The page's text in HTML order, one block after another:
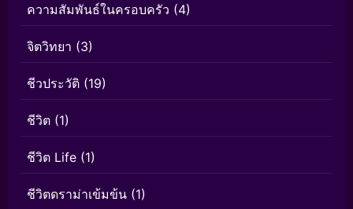
ความสัมพันธ์ในครอบครัว (4)
จิตวิทยา (3)
ชีวประวัติ (19)
ชีวิต (1)
ชีวิต Life (1)
ชีวิตดราม่าเข้มข้น (1)